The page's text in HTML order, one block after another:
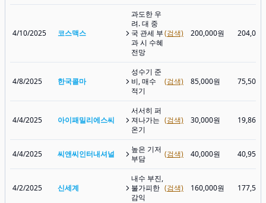
4/10/2025 코스맥스
과도한 우
려. 대 중
국 관세 부
과 시 수혜
전망
(검색) 200,000원 204,000
4/8/2025 한국콜마
성수기 준
비, 매수
적기
(검색) 85,000원 75,500
4/4/2025 아이패밀리에스씨
서서히 퍼
져나가는
온기
(검색) 30,000원 19,860
4/4/2025 씨앤씨인터내셔널
높은 기저
부담
(검색) 40,000원 40,950
4/2/2025 신세계
내수 부진,
불가피한
감익
(검색) 160,000원 177,500